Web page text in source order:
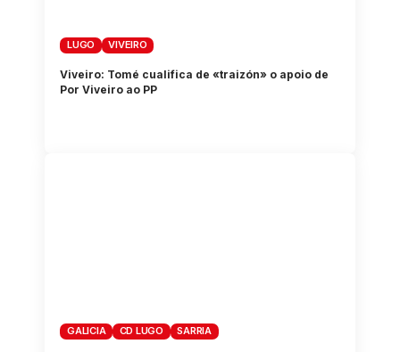
LUGO VIVEIRO
Viveiro: Tomé cualifica de «traizón» o apoio de
Por Viveiro ao PP
GALICIA CD LUGO SARRIA